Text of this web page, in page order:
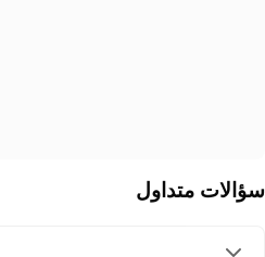
سؤالات متداول